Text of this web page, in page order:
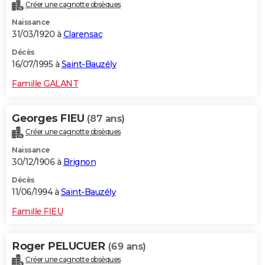
Créer une cagnotte obsèques
Naissance
31/03/1920 à Clarensac
Décès
16/07/1995 à Saint-Bauzély
Famille GALANT
Georges FIEU (87 ans)
Créer une cagnotte obsèques
Naissance
30/12/1906 à Brignon
Décès
11/06/1994 à Saint-Bauzély
Famille FIEU
Roger PELUCUER (69 ans)
Créer une cagnotte obsèques